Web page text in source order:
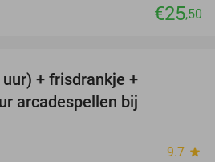
€25,50
+ frisdrankje +
arcadespellen bij
9.7 star